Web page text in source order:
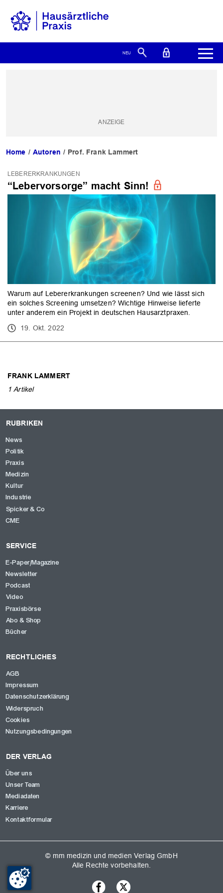
Home Autoren Prof. Frank Lammert
FRANK LAMMERT
1 Artikel
LEBERERKRANKUNGEN
“Lebervorsorge” macht Sinn!
Warum auf Lebererkrankungen screenen? Und wie lässt sich
ein solches Screening umsetzen? Wichtige Hinweise lieferte
unter anderem ein Projekt in deutschen Hausarztpraxen.
19. Okt. 2022
RUBRIKEN
News
Politik
Praxis
Medizin
Kultur
Industrie
Spicker & Co
CME
SERVICE
E-Paper/Magazine
Newsletter
Podcast
Video
Praxisbörse
Abo & Shop
Bücher
RECHTLICHES
AGB
Impressum
Datenschutzerklärung
Widerspruch
Cookies
Nutzungsbedingungen
DER VERLAG
Über uns
Unser Team
Mediadaten
Karriere
Kontaktformular
© mm medizin und medien Verlag GmbH
Alle Rechte vorbehalten.